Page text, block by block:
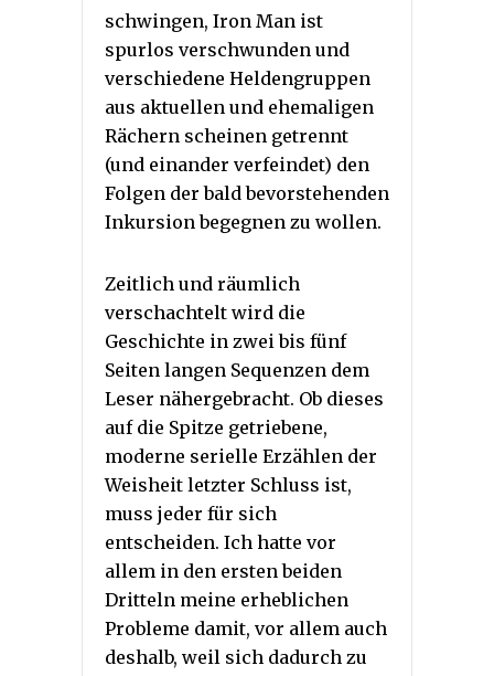
schwingen, Iron Man ist
spurlos verschwunden und
verschiedene Heldengruppen
aus aktuellen und ehemaligen
Rächern scheinen getrennt
(und einander verfeindet) den
Folgen der bald bevorstehenden
Inkursion begegnen zu wollen.
Zeitlich und räumlich
verschachtelt wird die
Geschichte in zwei bis fünf
Seiten langen Sequenzen dem
Leser nähergebracht. Ob dieses
auf die Spitze getriebene,
moderne serielle Erzählen der
Weisheit letzter Schluss ist,
muss jeder für sich
entscheiden. Ich hatte vor
allem in den ersten beiden
Dritteln meine erheblichen
Probleme damit, vor allem auch
deshalb, weil sich dadurch zu